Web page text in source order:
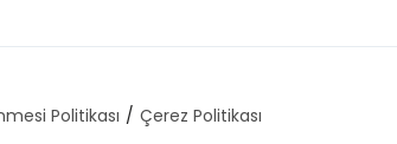
Politikası Çerez Politikası